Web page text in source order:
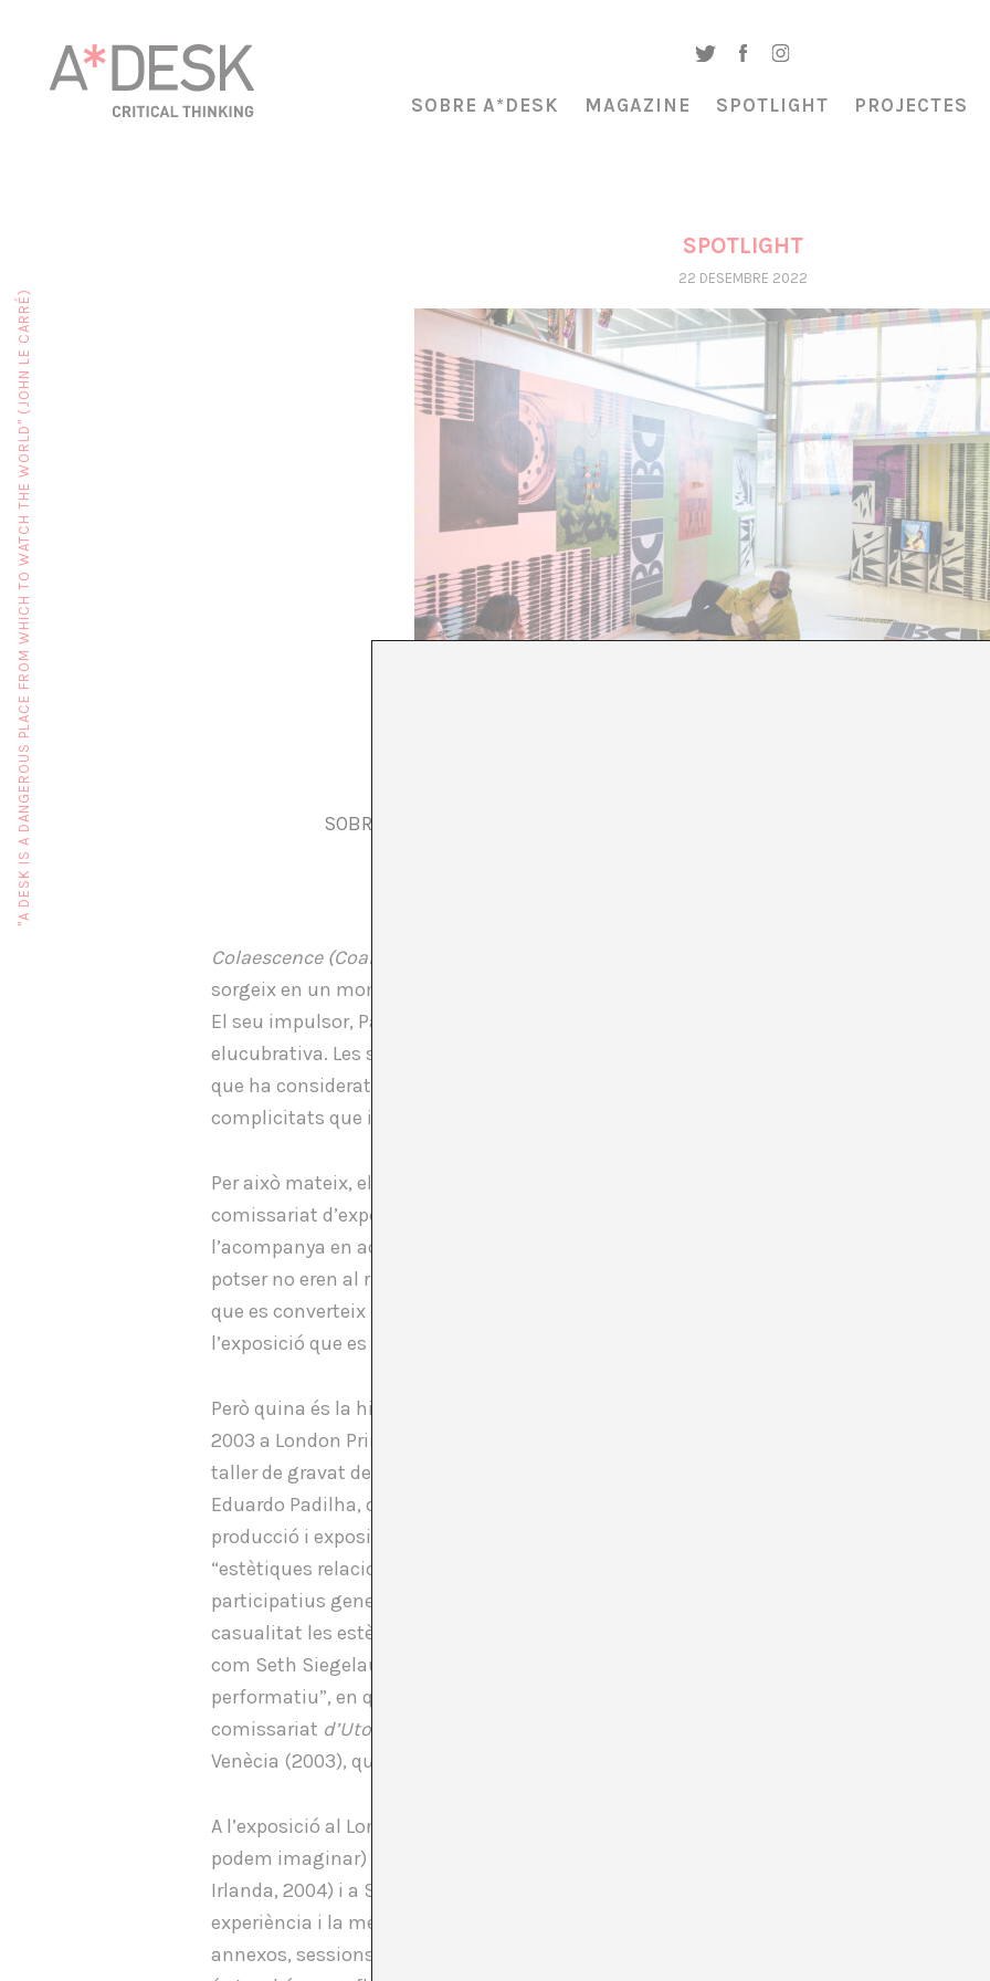
SOBRE A*DESK MAGAZINE SPOTLIGHT PROJECTES
SPOTLIGHT
22 DESEMBRE 2022
SOBRE COLAESCENCE (COALESCÈNCIES, COALICIONS, COL·LISIONS,
Colaescence (Coalescències, Coalicions, Col·lisions, Col·lapses)
sorgeix en un moment determinat i evoluciona en el temps per canviar, continuar
El seu impulsor, Paul O’Neill, és un referent en la reflexió sobre la pràctica curatorial,
elucubrativa. Les seves reflexions neixen de la curiositat i de les entrevistes
que ha considerat de referència. El seu treball es basa en la col·laboració amb artistes,
complicitats que impliquen trobades, renúncies, friccions i descobriments.
Per això mateix, el text que acompanya l’exposició que es presenta ara a Adn Platform
comissariat d’exposició, sinó que és una
l’acompanya en aquest “bolo” -més que itinerància- de l’exposició
potser no eren al radar d’O’Neill, però que contribueixen a enriquir un projecte que
que es converteix en un assaig pràctic i un
l’exposició que es pot veure a Adn Platform fins al 20 de maig de 2023 és la punta
Però quina és la història de
2003 a London Print Studio a Londres, on Paul O’Neill exercia tasques de comissari.
taller de gravat de l’estudi van ser aprofitades per O’Neill per treballar en col·laboració
Eduardo Padilha, que van fer una sèrie d’impressions per cobrir l’espai, trencant així
producció i expositius. Com bé recorda O’Neill en la conversa amb Xavier Acarín,
“estètiques relacionals” de Nicolas Bourriaud, fent-se ressò de pràctiques artístiques
participatius generaven instal·lacions situacionals que es desenvolupaven en un
casualitat les estètiques relacionals trobaven clars antecedents en certes pràctiques
com Seth Siegelaub, amb qui O’Neill va mantenir entrevistes en profunditat. És el
performatiu”, en què pràctiques artístiques i curatorials eren absolutament
comissariat d’Utopia Station
Venècia (2003), que destil·lava la idea d’acumulació i d’incertesa.
A l’exposició al London Print Studio del 2004, li van seguir altres “itineràncies” (en el
podem imaginar) a Redux (Londres), Palma Dotze (Vilafranca del Penedès, 2004),
Irlanda, 2004) i a SMART project space (Amsterdam, 2009), fins arribar a la que ens
experiència i la més recent hi ha hagut varietat de formats i col·laboracions:
annexos, sessions de pòquer, diàlegs públics i privats i, en total, gairebé un centenar
"A DESK IS A DANGEROUS PLACE FROM WHICH TO WATCH THE WORLD" (JOHN LE CARRÉ)